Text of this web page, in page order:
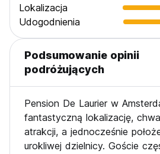
Lokalizacja
Udogodnienia
Podsumowanie opinii
podróżujących
Pension De Laurier w
fantastyczną lokalizację,
atrakcji, a jednocześnie
urokliwej dzielnicy. Goście